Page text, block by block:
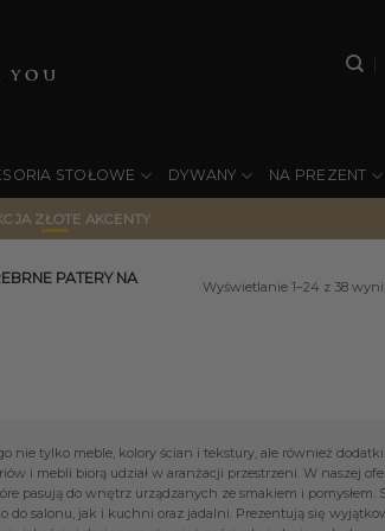
STOŁOWE DYWANY NA PREZENT
ZŁOTE AKCENTY
PATERY NA
Wyświetlanie 1–24 z 38
nie tylko meble, kolory ścian i tekstury, ale również
i mebli biorą udział w aranżacji przestrzeni. W naszej
pasują do wnętrz urządzanych ze smakiem i pomysłem.
do salonu, jak i kuchni oraz jadalni. Prezentują się